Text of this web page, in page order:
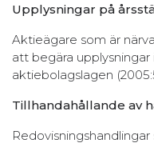
Upplysningar på
Aktieägare som är
att begära upplysningar
aktiebolagslagen
Tillhandahållande av